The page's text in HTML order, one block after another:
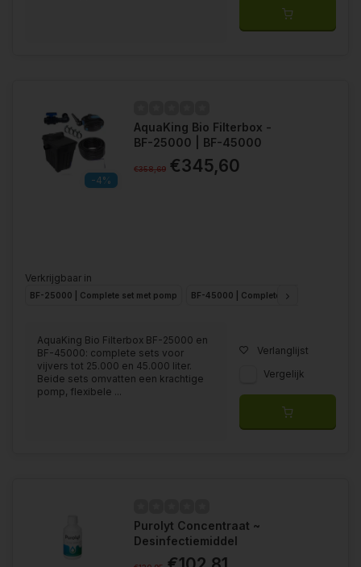
-4%
AquaKing Bio Filterbox -
BF-25000 | BF-45000
€358,69 €345,60
Verkrijgbaar in
BF-25000 | Complete set met pomp BF-45000 | Complete set met pomp
AquaKing Bio Filterbox BF-25000 en
BF-45000: complete sets voor
vijvers tot 25.000 en 45.000 liter.
Beide sets omvatten een krachtige
pomp, flexibele ...
Verlanglijst
Vergelijk
Purolyt Concentraat ~
Desinfectiemiddel